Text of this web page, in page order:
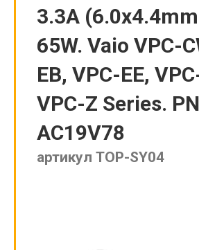
3.3A
65W. Vaio VPC-
EB, VPC-EE,
VPC-Z Series.
AC19V78
артикул TOP-SY04